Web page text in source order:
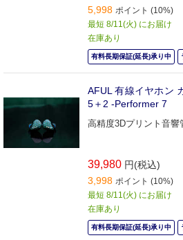
5,998 ポイント (10%)
最短 8/11(火) にお届け
在庫あり
有料長期保証(延長)承り中
AFUL 有線イヤホン
5＋2 -Performer 7
高精度3Dプリント音響
39,980 円(税込)
3,998 ポイント (10%)
最短 8/11(火) にお届け
在庫あり
有料長期保証(延長)承り中